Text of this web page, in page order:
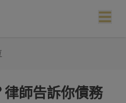
師告訴你債務